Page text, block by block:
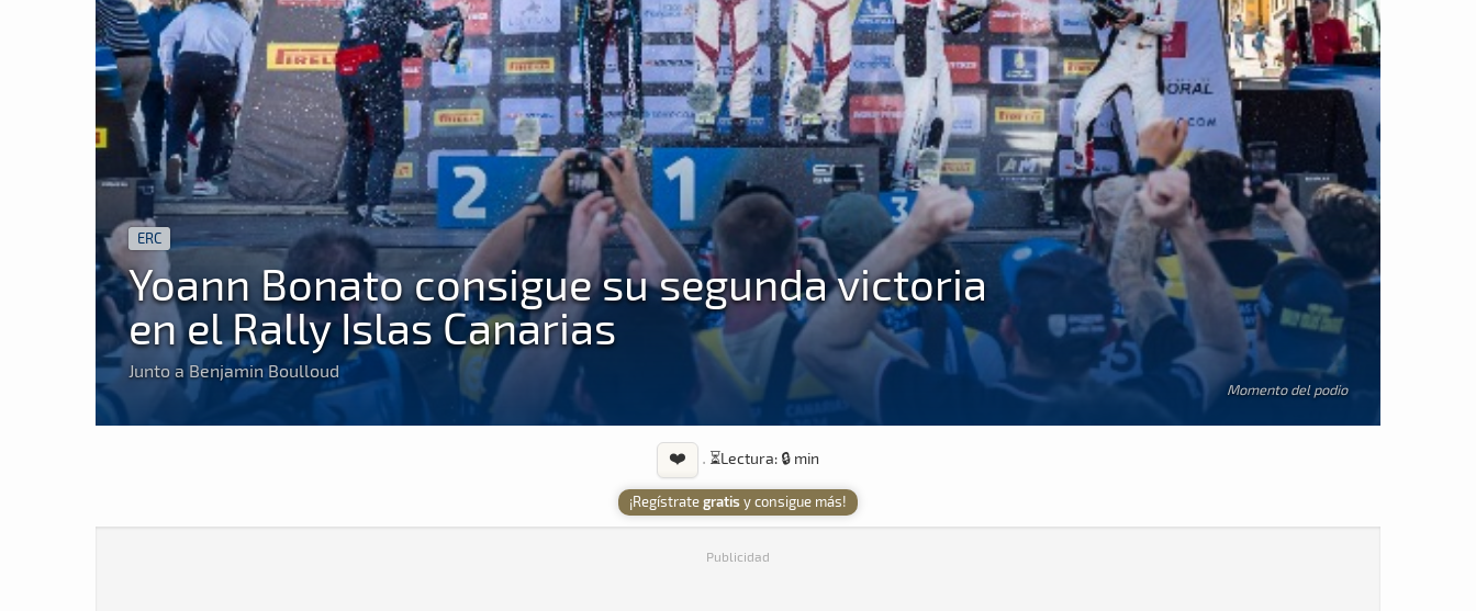
ERC
Yoann Bonato consigue su segunda victoria
en el Rally Islas Canarias
Junto a Benjamin Boulloud
Momento del podio
❤️ · ⏳Lectura: 🔒 min
¡Regístrategratis y consigue más!
Publicidad